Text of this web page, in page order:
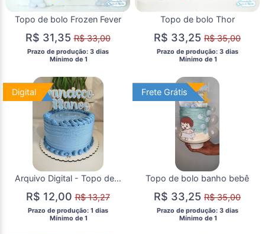
Topo de bolo Frozen Fever
R$ 31,35R$ 33,00
Prazo de produção: 3 dias
  Mínimo de 1
Topo de bolo Thor
R$ 33,25 R$ 35,00
Prazo de produção: 3 dias
  Mínimo de 1
Digital
Digital
Arquivo Digital - Topo de Bolo 88 Anos + Nome
R$ 12,00R$ 13,27
Prazo de produção: 1 dias
  Mínimo de 1
Frete Grátis
Frete Grátis
Topo de bolo banho bebê
R$ 33,25 R$ 35,00
Prazo de produção: 3 dias
  Mínimo de 1